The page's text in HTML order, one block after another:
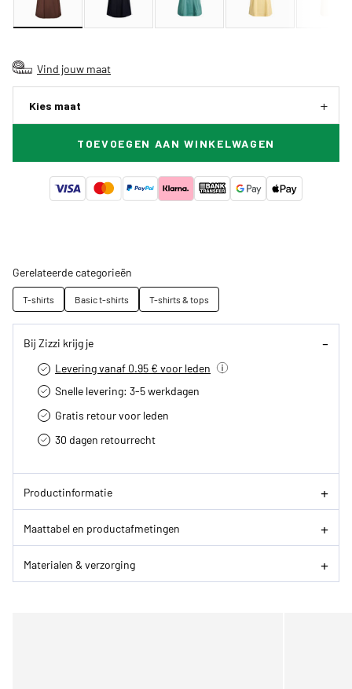
Vind jouw maat
Kies maat
TOEVOEGEN AAN WINKELWAGEN
Gerelateerde categorieën
T-shirts Basic t-shirts T-shirts & tops
Bij Zizzi krijg je
Levering vanaf 0.95 € voor leden
Snelle levering: 3-5 werkdagen
Gratis retour voor leden
30 dagen retourrecht­
Productinformatie
Maattabel en productafmetingen
Materialen & verzorging